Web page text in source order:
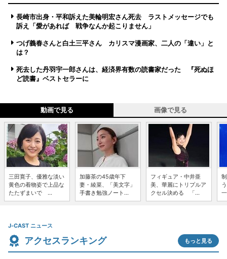
長崎市出身・平和訴えた美輪明宏さん死去 ラストメッセージでも
訴え「愛があれば 戦争なんか起こりません」
つげ義春さんと白土三平さん カリスマ漫画家、二人の「違い」と
は？
死去した丹羽宇一郎さんは、経済界有数の読書家だった 『死ぬほ
ど読書』ベストセラーに
動画で見る 画像で見る
三田寛子、優雅な淡い
黄色の着物姿で上品な
たたずまいで ...
加藤茶の45歳年下
妻・綾菜、「美文字」
手書き勉強ノート...
フィギュア・中井亜
美、華麗にトリプルア
クセル決める 「...
J-CAST ニュース
アクセスランキング もっと見る